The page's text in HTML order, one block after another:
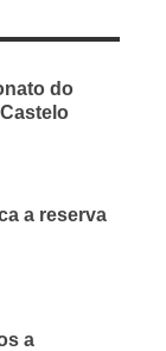
do
a reserva
a